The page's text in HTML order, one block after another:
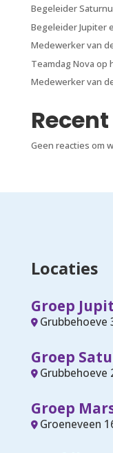
Begeleider
Begeleider Jupiter
Medewerker van
Teamdag Nova op
Medewerker van
Geen reacties om
Locaties
Groep
Grubbehoeve
Groep
Grubbehoeve
Groep
Groeneveen